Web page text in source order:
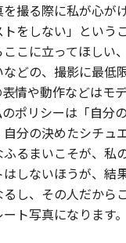
撮る際に私が心が
トをしない」という
こに立ってほしい
どの、撮影に最低
情や動作などはモ
ポリシーは「自分
分の決めたシチュ
るまいこそが、私
しないほうが、結
し、その人だから
ト写真になります。